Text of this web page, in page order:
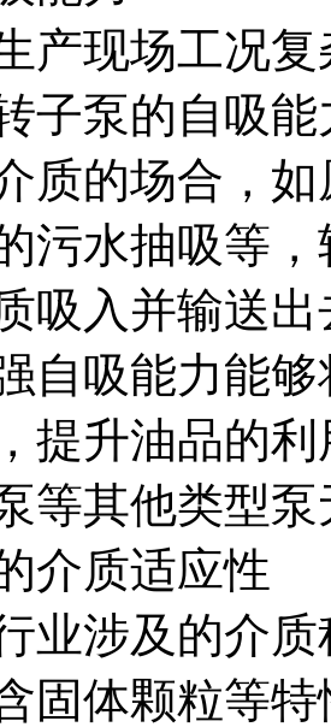
产现场工况
子泵的自吸
质的场合，
污水抽吸等
吸入并输送
自吸能力能
提升油品的
等其他类型
介质适应性
业涉及的介
固体颗粒等